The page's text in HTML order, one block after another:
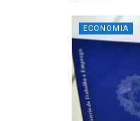
ECONOMIA